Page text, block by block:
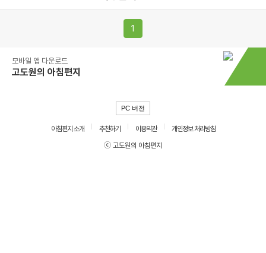
1
모바일 앱 다운로드
고도원의 아침편지
PC 버전
아침편지 소개 추천하기 이용약관
개인정보 처리방침
ⓒ 고도원의 아침편지